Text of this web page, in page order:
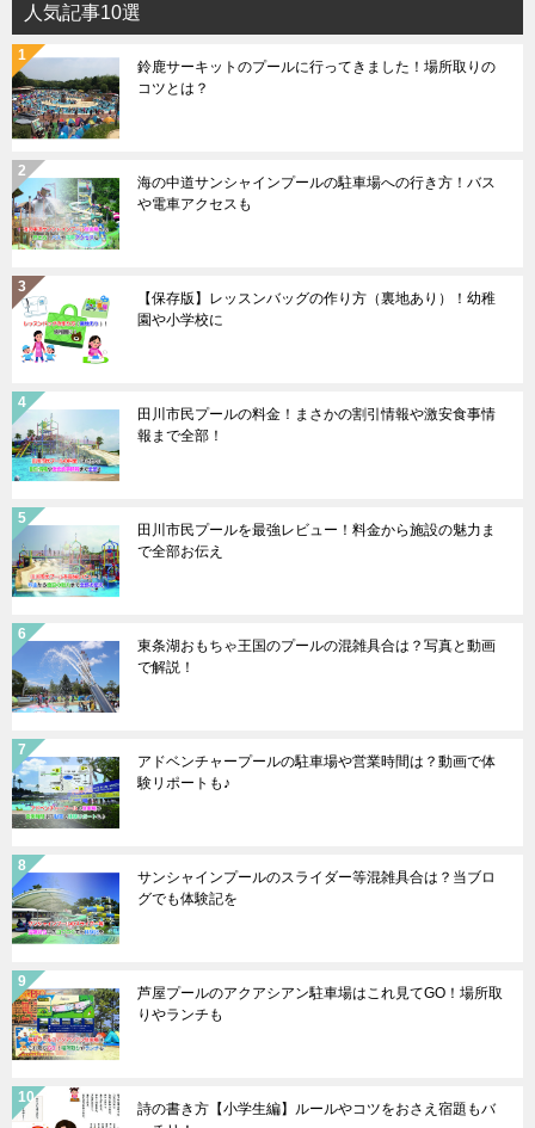
人気記事10選
鈴鹿サーキットのプールに行ってきました！場所取りの
コツとは？
海の中道サンシャインプールの駐車場への行き方！バス
や電車アクセスも
【保存版】レッスンバッグの作り方（裏地あり）！幼稚
園や小学校に
田川市民プールの料金！まさかの割引情報や激安食事情
報まで全部！
田川市民プールを最強レビュー！料金から施設の魅力ま
で全部お伝え
東条湖おもちゃ王国のプールの混雑具合は？写真と動画
で解説！
アドベンチャープールの駐車場や営業時間は？動画で体
験リポートも♪
サンシャインプールのスライダー等混雑具合は？当ブロ
グでも体験記を
芦屋プールのアクアシアン駐車場はこれ見てGO！場所取
りやランチも
詩の書き方【小学生編】ルールやコツをおさえ宿題もバ